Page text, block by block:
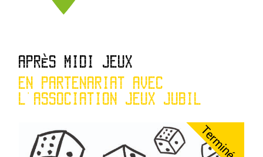
APRÈS MIDI JEUX
EN PARTENARIAT AVEC
L'ASSOCIATION JEUX JUBIL
Terminé